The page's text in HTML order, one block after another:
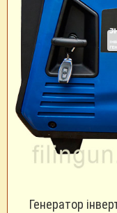
Генератор